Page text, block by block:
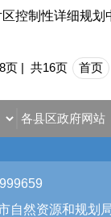
控制性详细规
页 | 共16页 首页
自然资源和规划